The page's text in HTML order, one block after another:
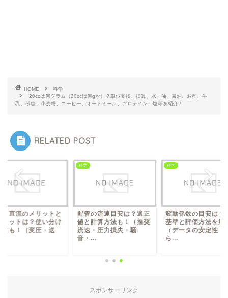
HOME
科学
20ccは何グラム（20ccは何gか）？単位変換、換算、水、油、醤油、お酢、牛
乳、砂糖、小麦粉、コーヒー、オートミール、プロテイン、塩等を紹介！
RELATED POST
と直流のメリットと
リットは？使い分け
由も！（変圧・送
科学
配管の流速目安は？適正
値と計算方法も！（推奨
流速・圧力損失・騒
音・...
科学
変動係数の目安は？
基準と評価方法を解
（データの安定性・
ら...
スポンサーリンク